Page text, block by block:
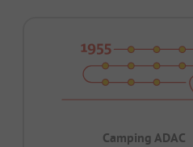
Camping ADAC